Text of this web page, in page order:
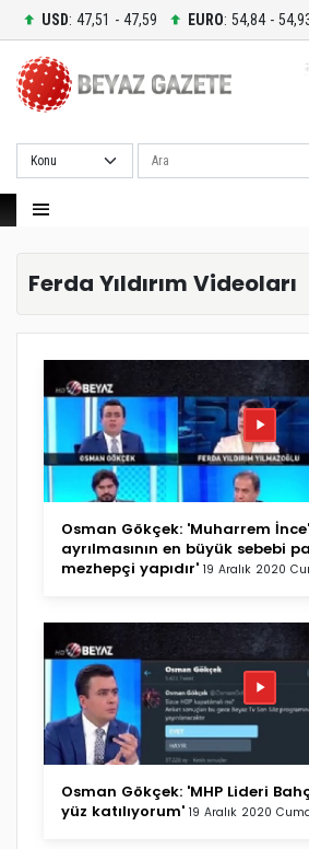
USD: 47,51 - 47,59 EURO: 54,84 -
Ara
Ferda Yıldırım Videoları
Osman Gökçek: 'Muharrem
ayrılmasının en büyük sebebi
mezhepçi yapıdır' 19 Aralık 2020
Osman Gökçek: 'MHP Lideri
yüz katılıyorum' 19 Aralık 2020